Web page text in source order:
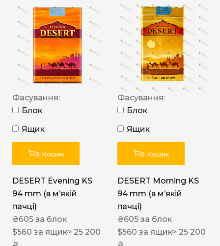
Фасування:
Блок
Ящик
В Кошик
DESERT Evening KS
94 mm (в мʼякій
пачці)
₴605 за блок
$560 за ящик≈ 25 200
Фасування:
Блок
Ящик
В Кошик
DESERT Morning KS
94 mm (в мʼякій
пачці)
₴605 за блок
$560 за ящик≈ 25 200